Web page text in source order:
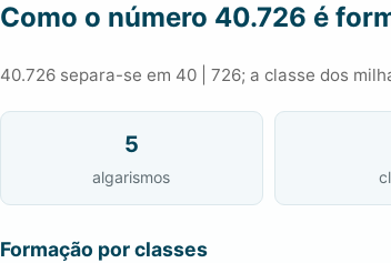
Como o número 40.726 é
40.726 separa-se em 40 | 726; a classe dos
5
algarismos
Formação por classes